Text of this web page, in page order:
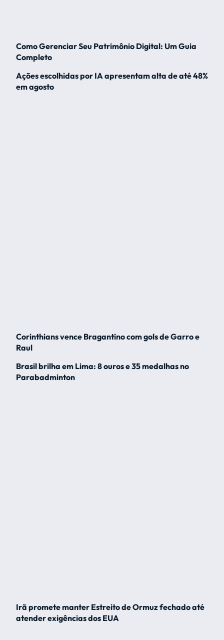
Como Gerenciar Seu Patrimônio Digital: Um Guia
Completo
Ações escolhidas por IA apresentam alta de até 48%
em agosto
Corinthians vence Bragantino com gols de Garro e
Raul
Brasil brilha em Lima: 8 ouros e 35 medalhas no
Parabadminton
Irã promete manter Estreito de Ormuz fechado até
atender exigências dos EUA